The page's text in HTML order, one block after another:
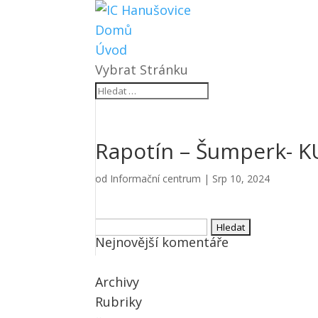
Domů
Úvod
Vybrat Stránku
Rapotín – Šumperk-
od Informační centrum | Srp 10, 2024
Vyhledávání
Nejnovější komentáře
Archivy
Rubriky